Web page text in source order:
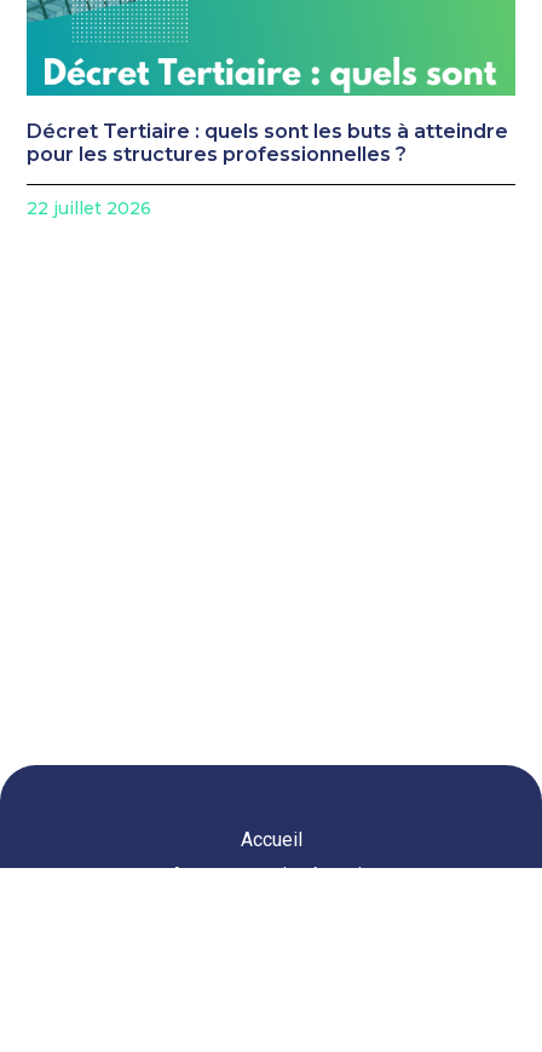
Décret Tertiaire : quels sont les buts à atteindre
pour les structures professionnelles ?
22 juillet 2026
Accueil
Agence courtier énergie